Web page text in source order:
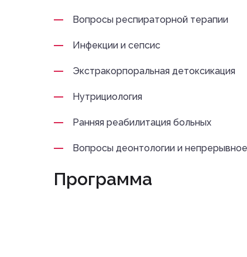
Вопросы респираторной терапии
Инфекции и сепсис
Экстракорпоральная детоксикация
Нутрициология
Ранняя реабилитация больных
Вопросы деонтологии и
Программа